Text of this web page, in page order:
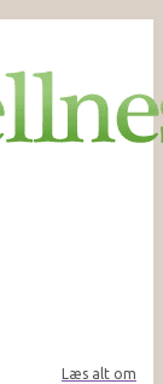
Læs alt om